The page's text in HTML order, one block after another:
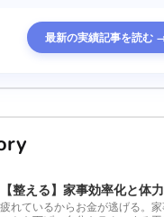
最新の実績記事を読む
【整える】家事効率化と体
疲れているからお金が逃げる。家